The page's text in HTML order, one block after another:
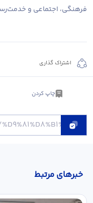
فرهنگی، اجتماعی و
اشتراک گذاری
چاپ کردن
خبر‌های مرتبط